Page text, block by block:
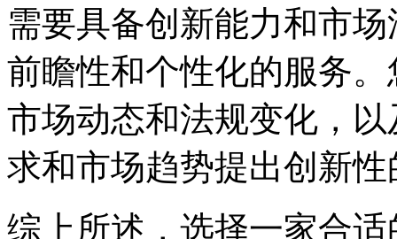
需要具备创新能力和市
前瞻性和个性化的服务
市场动态和法规变化，
求和市场趋势提出创新
综上所述，选择一家合